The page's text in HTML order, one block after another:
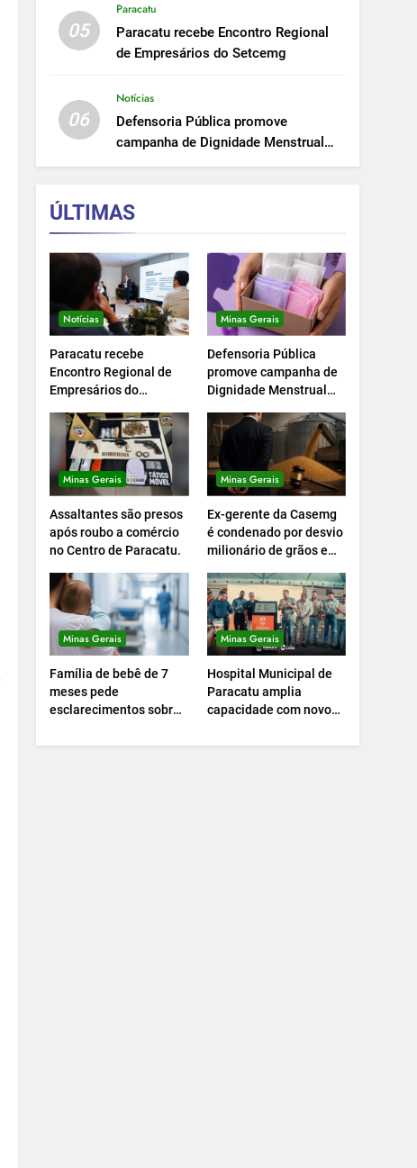
05
Paracatu
Paracatu recebe Encontro Regional
de Empresários do Setcemg
06
Notícias
Defensoria Pública promove
campanha de Dignidade Menstrual
em Minas.
ÚLTIMAS
Notícias
Paracatu recebe
Encontro Regional de
Empresários do
Minas Gerais
Defensoria Pública
promove campanha de
Dignidade Menstrual
Minas Gerais
Assaltantes são presos
após roubo a comércio
no Centro de Paracatu.
Minas Gerais
Ex-gerente da Casemg
é condenado por desvio
milionário de grãos em
Minas Gerais
Família de bebê de 7
meses pede
esclarecimentos sobre
transferência
Minas Gerais
Hospital Municipal de
Paracatu amplia
capacidade com novo